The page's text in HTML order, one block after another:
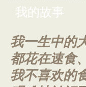
我的故事
我一生中的
都花在速食
我不喜欢的